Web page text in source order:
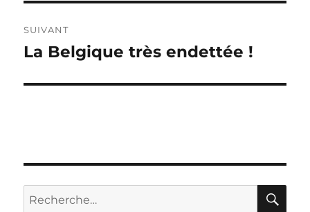
SUIVANT
Publication
La Belgique très endettée !
Recherche